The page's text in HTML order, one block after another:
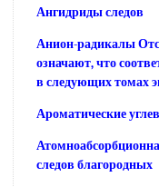
Ангидриды следов
Анион-радикалы
означают, что
в следующих томах
Ароматические
следов благородных